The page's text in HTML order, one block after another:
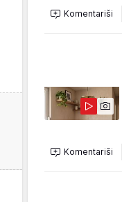
Komentariši
Komentariši